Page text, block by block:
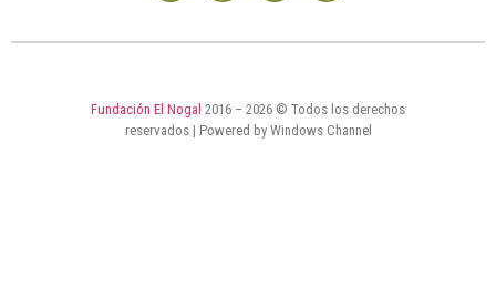
Fundación El Nogal 2016 – 2026 © Todos los derechos
reservados | Powered by Windows Channel